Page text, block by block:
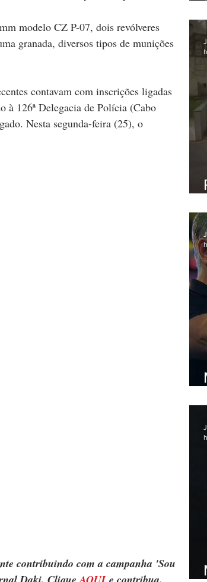
modelo CZ P-07, dois revólveres
granada, diversos tipos de munições
contavam com inscrições ligadas
126ª Delegacia de Polícia (Cabo
Nesta segunda-feira (25), o
contribuindo com a campanha 'Sou